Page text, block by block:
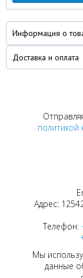
Информация о
Доставка и оплата
политикой
Адрес:
Телефон:
Мы
данные